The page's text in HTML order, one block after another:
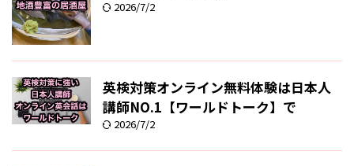
2026/7/2
英検対策オンライン無料体験は日本人
講師NO.1【ワールドトーク】で
2026/7/2